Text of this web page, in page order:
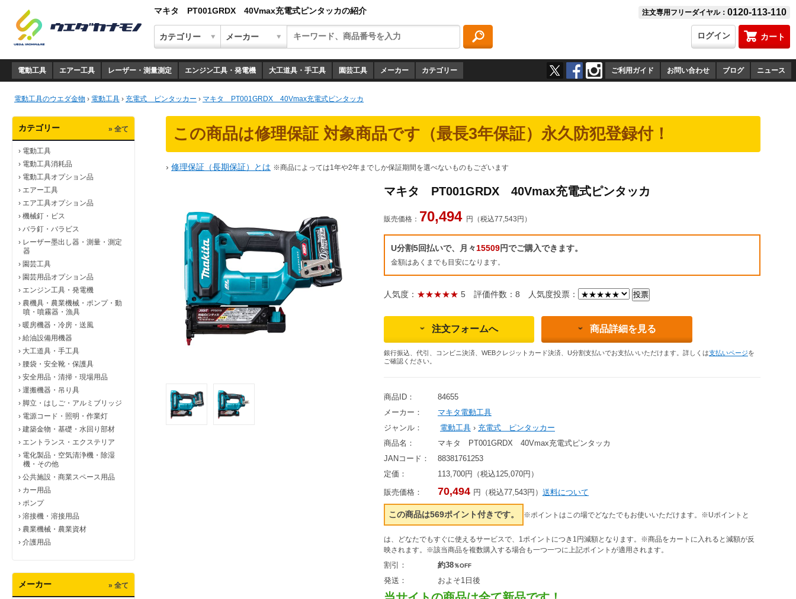
マキタ PT001GRDX 40Vmax充電式ピンタッカの紹介 注文専用フリーダイヤル： 0120-113-110
カート
ログイン
電動工具 エアー工具 レーザー・測量測定 エンジン工具・発電機 大工道具・手工具 園芸工具 メーカー カテゴリー ご利用ガイド お問い合わせ ブログ ニュース
電動工具のウエダ金物 › 電動工具 › 充電式 ピンタッカー › マキタ PT001GRDX 40Vmax充電式ピンタッカ
カテゴリー » 全て
› 電動工具
› 電動工具消耗品
› 電動工具オプション品
› エアー工具
› エア工具オプション品
› 機械釘・ビス
› バラ釘・バラビス
› レーザー墨出し器・測量・測定
器
› 園芸工具
› 園芸用品オプション品
› エンジン工具・発電機
› 農機具・農業機械・ポンプ・動
噴・噴霧器・漁具
› 暖房機器・冷房・送風
› 給油設備用機器
› 大工道具・手工具
› 腰袋・安全靴・保護具
› 安全用品・清掃・現場用品
› 運搬機器・吊り具
› 脚立・はしご・アルミブリッジ
› 電源コード・照明・作業灯
› 建築金物・基礎・水回り部材
› エントランス・エクステリア
› 電化製品・空気清浄機・除湿
機・その他
› 公共施設・商業スペース用品
› カー用品
› ポンプ
› 溶接機・溶接用品
› 農業機械・農業資材
› 介護用品
メーカー » 全て
この商品は修理保証 対象商品です（最長3年保証）永久防犯登録付！
› 修理保証（長期保証）とは ※商品によっては1年や2年までしか保証期間を選べないものもございます
マキタ PT001GRDX 40Vmax充電式ピンタッカ
販売価格： 70,494 円（税込77,543円）
U分割5回払いで、月々15509円でご購入できます。
金額はあくまでも目安になります。
人気度： ★★★★★ 5 評価件数：8 人気度投票：
注文フォームへ 商品詳細を見る
銀行振込、代引、コンビニ決済、WEBクレジットカード決済、U分割支払いでお支払いいただけます。詳しくは支払いページを
ご確認ください。
商品ID：
84655
メーカー：
マキタ電動工具
ジャンル：
電動工具 › 充電式 ピンタッカー
商品名：
マキタ PT001GRDX 40Vmax充電式ピンタッカ
JANコード：
88381761253
定価：
113,700円（税込125,070円）
販売価格： 70,494 円（税込77,543円） 送料について
この商品は569ポイント付きです。 ※ポイントはこの場でどなたでもお使いいただけます。※Uポイントと
は、どなたでもすぐに使えるサービスで、1ポイントにつき1円減額となります。※商品をカートに入れると減額が反
映されます。※該当商品を複数購入する場合も一つ一つに上記ポイントが適用されます。
割引： 約38％OFF
発送： およそ1日後